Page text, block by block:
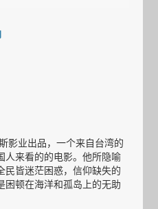
影业出品，一个来自台湾的
人来看的的电影。他所隐喻
民皆迷茫困惑，信仰缺失的
困顿在海洋和孤岛上的无助